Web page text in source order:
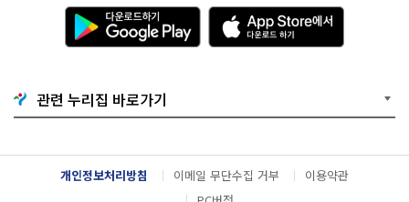
다
운
로
기
G
o
g
l
e
A
p
p
e
서
다
운
관련 누리집 바로가기
개인정보처리방침 이메일 무단수집 거부
이용약관